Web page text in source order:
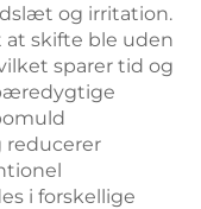
og irritation.
skifte ble uden
sparer tid og
reducerer
i forskellige